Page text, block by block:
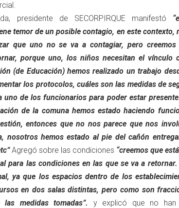
presidente de SECORPIRQUE manifestó
temor de un posible contagio, en este contexto,
que uno no se va a contagiar, pero
porque uno, los niños necesitan el vínculo
(de Educación) hemos realizado un trabajo
los protocolos, cuáles son las medidas de
uno de los funcionarios para poder estar
de la comuna hemos estado haciendo
entonces que no nos parece que nos
nosotros hemos estado al pie del cañón
Agregó sobre las condiciones “creemos que
para las condiciones en las que se va a
ya que los espacios dentro de los
en dos salas distintas, pero como son
medidas tomadas”.
y explicó que no han